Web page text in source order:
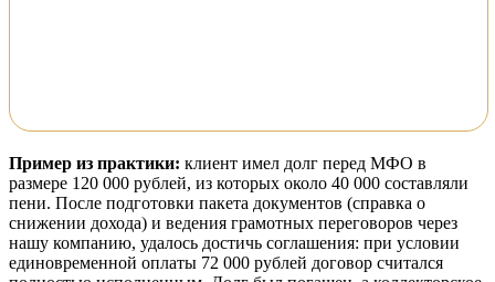
Пример из практики: клиент имел долг перед МФО в
размере 120 000 рублей, из которых около 40 000 составляли
пени. После подготовки пакета документов (справка о
снижении дохода) и ведения грамотных переговоров через
нашу компанию, удалось достичь соглашения: при условии
единовременной оплаты 72 000 рублей договор считался